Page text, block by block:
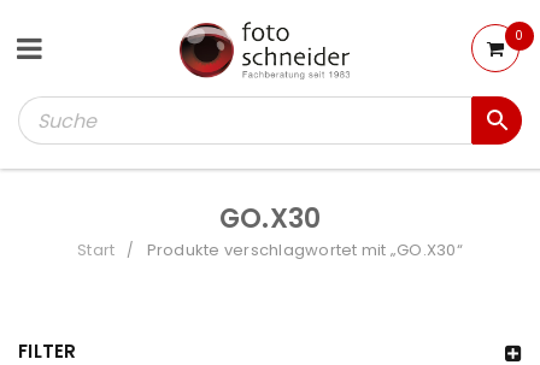
0
GO.X30
Start / Produkte verschlagwortet mit „GO.X30“
FILTER